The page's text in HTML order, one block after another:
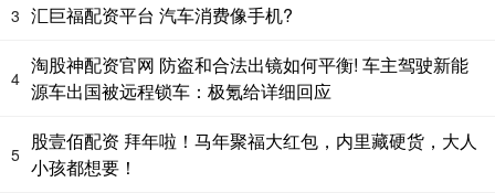
3 汇巨福配资平台 汽车消费像手机?
4
淘股神配资官网 防盗和合法出镜如何平衡! 车主驾驶新能
源车出国被远程锁车：极氪给详细回应
5
股壹佰配资 拜年啦！马年聚福大红包，内里藏硬货，大人
小孩都想要！